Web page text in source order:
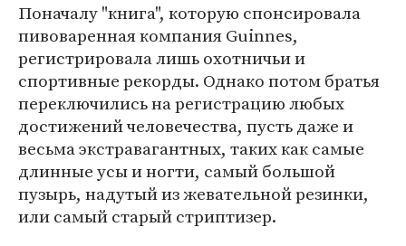
Поначалу "книга", которую спонсировала
пивоваренная компания Guinnes,
регистрировала лишь охотничьи и
спортивные рекорды. Однако потом братья
переключились на регистрацию любых
достижений человечества, пусть даже и
весьма экстравагантных, таких как самые
длинные усы и ногти, самый большой
пузырь, надутый из жевательной резинки,
или самый старый стриптизер.